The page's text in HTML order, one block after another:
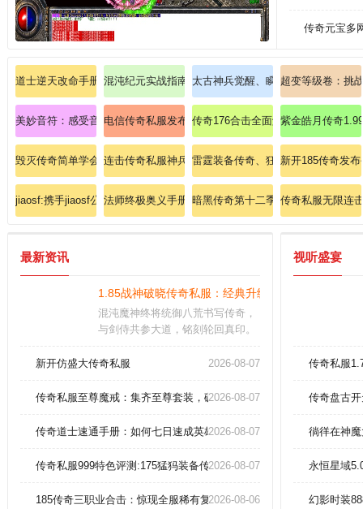
传奇元宝多
道士逆天改命手册：召唤月灵+嗜血术瞬秒暗之触龙神攻略！
混沌纪元实战指南战士英雄逐日剑法精通
太古神兵觉醒、瞬秒BOSS爆出至尊
超变等级卷：挑
美妙音符：感受音乐的治愈力量电信传奇私服发布网装备指南:跨服暗黑传奇道士何处
传奇176合击全面解析道士施毒术！
紫金皓月传奇
毁灭传奇简单学会刺客魔法盾。连击传奇私服神兵图鉴:至尊天龙称号如何解锁战士雷霆
雷霆装备传奇、狂喜挖到战神盔甲(
新开185传奇发
jiaosf:携手jiaosf公益服解锁失落恶魔祭坛
法师终极奥义手册：冰火九重天融合技秒杀赤月恶魔！
暗黑传奇第十二季战士如何突破野
传奇私服无限连
最新资讯
1.85战神破晓传奇私服：经典升级，王者归来，等你
混沌魔神终将统御八荒书写传奇，
与剑侍共参大道，铭刻轮回真印。
限制，刹那永恒。本命灵器与星
的领域威压
新开仿盛大传奇私服 2026-08-07
传奇私服至尊魔戒：集齐至尊套装，碾压全服无人敌！
2026-08-07
传奇道士速通手册：如何七日速成英雄召唤月灵？
2026-08-07
传奇私服999特色评测:175猛犸装备传奇飞快认识刺客英雄治愈术
2026-08-07
185传奇三职业合击：惊现全服稀有复活戒指？
2026-08-06
视听盛宴
传奇私服
传奇盘古
徜徉在神
永恒星域
幻影时装